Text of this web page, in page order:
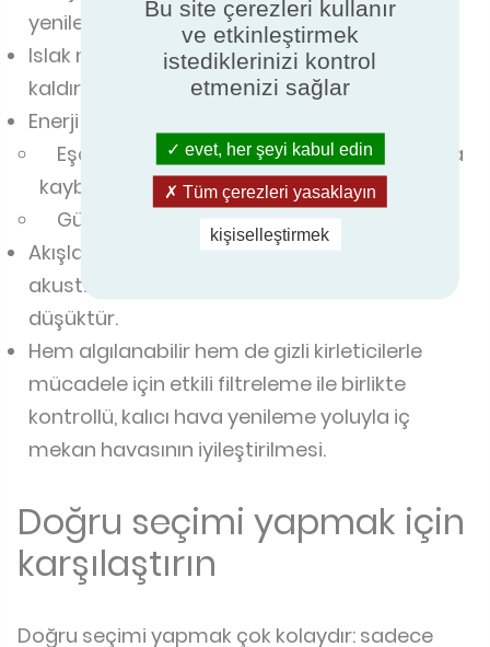
yeniler
Islak mekanların küf problemlerini ortadan
kaldırarak arıtılması
Enerji tasarrufu:
Eşanjör, basit bir ekstraksiyon durumunda
kaybedilen ısıyı geri kazanır
Güç tüketimi düşük
Akışlar ihtiyaca göre kontrol edildiği için
akustik konfor ve bu nedenle ses seviyeleri
düşüktür.
Hem algılanabilir hem de gizli kirleticilerle
mücadele için etkili filtreleme ile birlikte
kontrollü, kalıcı hava yenileme yoluyla iç
mekan havasının iyileştirilmesi.
Doğru seçimi yapmak için
karşılaştırın
Doğru seçimi yapmak çok kolaydır: sadece
Bu site çerezleri kullanır
ve etkinleştirmek
istediklerinizi kontrol
etmenizi sağlar
evet, her şeyi kabul edin
Tüm çerezleri yasaklayın
kişiselleştirmek